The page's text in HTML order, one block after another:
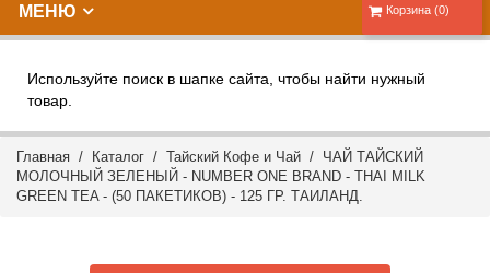
Корзина (0)
МЕНЮ
Используйте поиск в шапке сайта, чтобы найти нужный
товар.
Главная / Каталог / Тайский Кофе и Чай / ЧАЙ ТАЙСКИЙ
МОЛОЧНЫЙ ЗЕЛЕНЫЙ - NUMBER ONE BRAND - THAI MILK
GREEN TEA - (50 ПАКЕТИКОВ) - 125 ГР. ТАИЛАНД.